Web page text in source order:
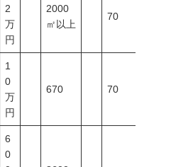
2
万
円
2000
㎡以上
70
1
0
万
円
670 70
6
0